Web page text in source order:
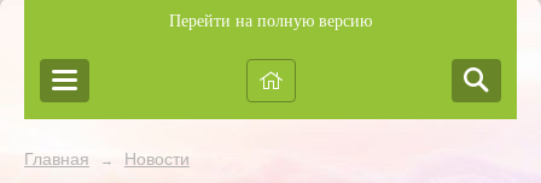
Перейти на полную версию
Главная → Новости